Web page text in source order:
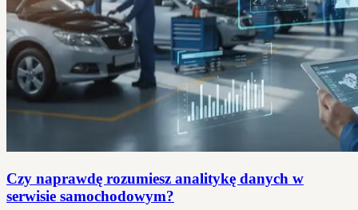
Czy naprawdę rozumiesz analitykę danych w
serwisie samochodowym?